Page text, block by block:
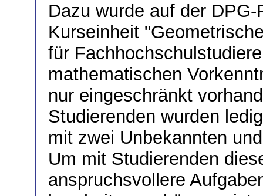
Dazu wurde auf der
Kurseinheit
für
mathematischen
nur eingeschränkt
Studierenden wurden
mit zwei Unbekannten
Um mit Studierenden
anspruchsvollere